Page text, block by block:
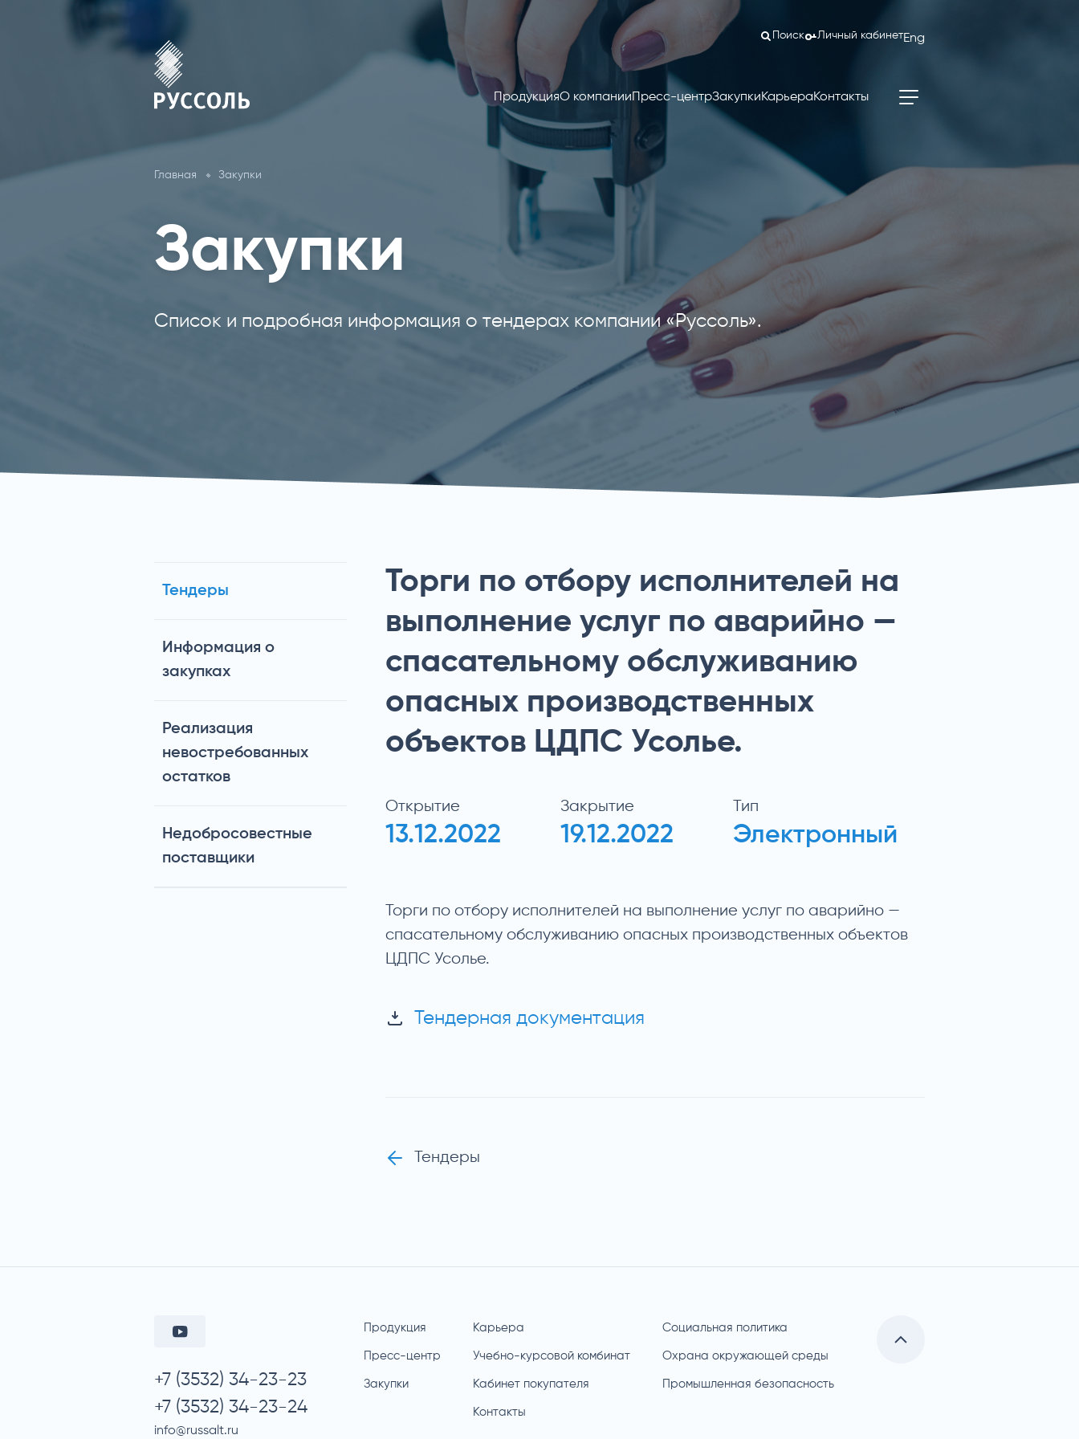
Поиск Личный кабинетEng
ПродукцияО компании Пресс-центрЗакупкиКарьераКонтакты
Главная Закупки
Закупки
Список и подробная информация о тендерах компании «Руссоль».
Тендеры
Информация о
закупках
Реализация
невостребованных
остатков
Недобросовестные
поставщики
Торги по отбору исполнителей на
выполнение услуг по аварийно —
спасательному обслуживанию
опасных производственных
объектов ЦДПС Усолье.
Открытие
13.12.2022
Закрытие
19.12.2022
Тип
Электронный
Торги по отбору исполнителей на выполнение услуг по аварийно —
спасательному обслуживанию опасных производственных объектов
ЦДПС Усолье.
Тендерная документация
Тендеры
+7 (3532) 34-23-23
+7 (3532) 34-23-24
info@russalt.ru
Продукция
Пресс-центр
Закупки
Карьера
Учебно-курсовой комбинат
Кабинет покупателя
Контакты
Социальная политика
Охрана окружающей среды
Промышленная безопасность